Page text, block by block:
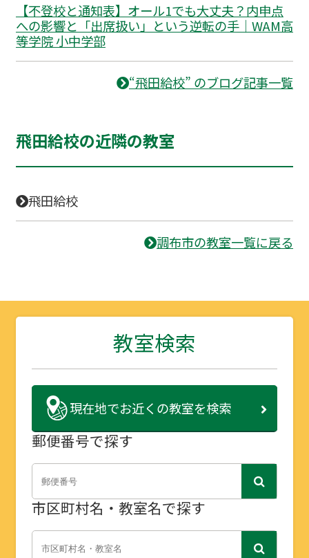
【不登校と通知表】オール1でも大丈夫？内申点
への影響と「出席扱い」という逆転の手｜WAM高
等学院 小中学部
“飛田給校” のブログ記事一覧
飛田給校の近隣の教室
飛田給校
調布市の教室一覧に戻る
教室検索
現在地でお近くの教室を検索
郵便番号で探す
市区町村名・教室名で探す